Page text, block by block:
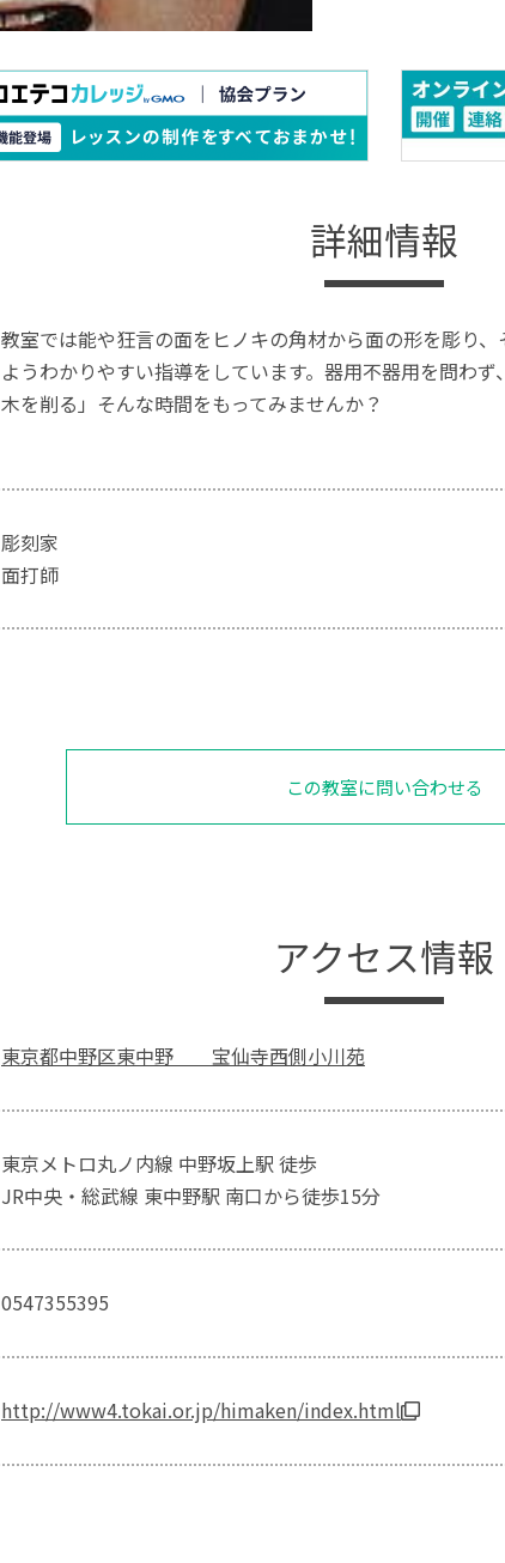
詳細情報
教室では能や狂言の面をヒノキの角材から面の形を彫り
ようわかりやすい指導をしています。器用不器用を問わ
木を削る」そんな時間をもってみませんか？
彫刻家
面打師
この教室に問い合わせる
アクセス情報
東京都中野区東中野 宝仙寺西側小川苑
東京メトロ丸ノ内線 中野坂上駅 徒歩
JR中央・総武線 東中野駅 南口から徒歩15分
0547355395
http://www4.tokai.or.jp/himaken/index.html